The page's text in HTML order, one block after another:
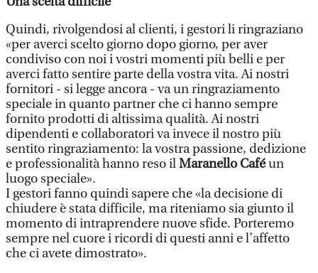
Quindi, rivolgendosi al clienti, i gestori li ringraziano
«per averci scelto giorno dopo giorno, per aver
condiviso con noi i vostri momenti più belli e per
averci fatto sentire parte della vostra vita. Ai nostri
fornitori - si legge ancora - va un ringraziamento
speciale in quanto partner che ci hanno sempre
fornito prodotti di altissima qualità. Ai nostri
dipendenti e collaboratori va invece il nostro più
sentito ringraziamento: la vostra passione, dedizione
e professionalità hanno reso ilMaranello Caféun
luogo speciale».
I gestori fanno quindi sapere che «la decisione di
chiudere è stata difficile, ma riteniamo sia giunto il
momento di intraprendere nuove sfide. Porteremo
sempre nel cuore i ricordi di questi anni e l’affetto
che ci avete dimostrato».